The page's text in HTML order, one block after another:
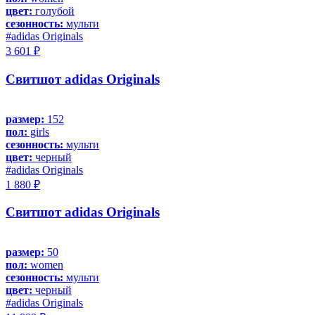
цвет: голубой
сезонность: мульти
#adidas Originals
3 601 ₽
Свитшот adidas Originals
размер: 152
пол: girls
сезонность: мульти
цвет: черный
#adidas Originals
1 880 ₽
Свитшот adidas Originals
размер: 50
пол: women
сезонность: мульти
цвет: черный
#adidas Originals